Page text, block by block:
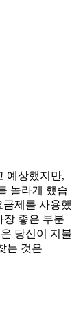
예상했지만,
놀라게 했습
제를 사용했
장 좋은 부분
당신이 지불
는 것은